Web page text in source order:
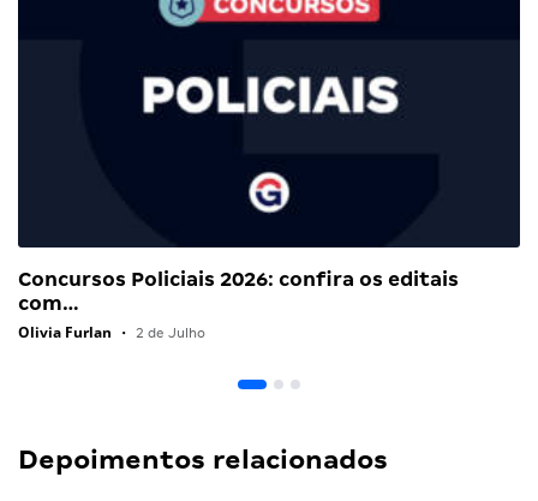
Concursos Policiais 2026: confira os editais
com…
Olivia Furlan • 2 de Julho
Depoimentos relacionados